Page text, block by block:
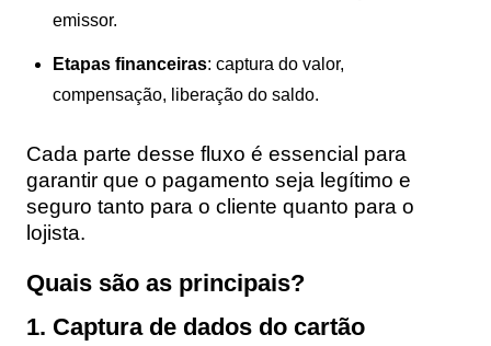
emissor.
Etapas financeiras: captura do valor,
compensação, liberação do saldo.
Cada parte desse fluxo é essencial para
garantir que o pagamento seja legítimo e
seguro tanto para o cliente quanto para o
lojista.
Quais são as principais?
1. Captura de dados do cartão